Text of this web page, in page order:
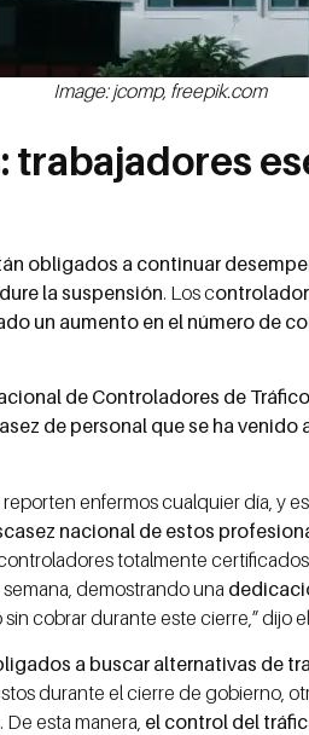
Image: jcomp, freepik.com
trabajadores
obligados a continuar
la suspensión. Los c
un aumento en el número de
de Controladores de
de personal que se ha
enfermos cualquier día, y
nacional de estos
totalmente
demostrando una
sin cobrar durante este cierre,” dijo
a buscar alternativas de
durante el cierre de gobierno,
esta manera, el control del